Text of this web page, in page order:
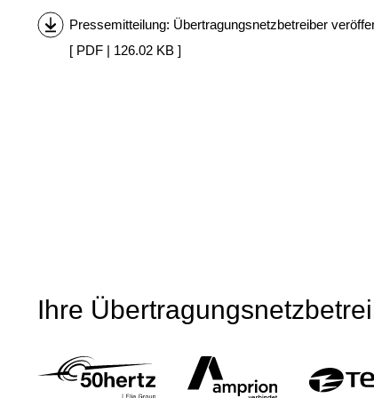
Pressemitteilung: Übertragungsnetzbetreiber
[ PDF | 126.02 KB ]
Ihre